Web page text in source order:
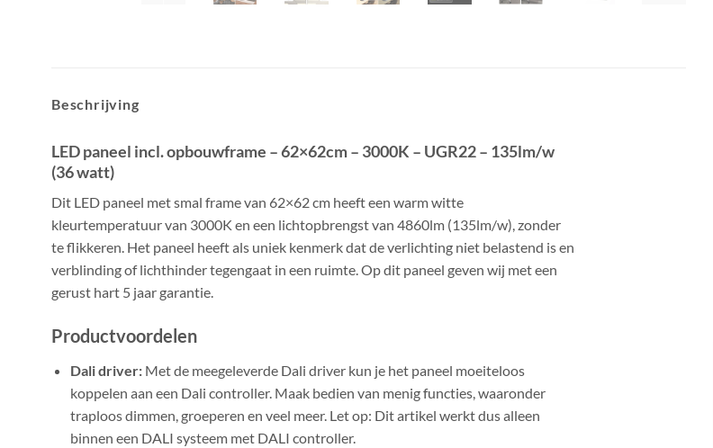
Beschrijving
LED paneel incl. opbouwframe – 62×62cm– 3000K – UGR22– 135lm/w
(36 watt)
Dit LED paneel met smal frame van 62×62cm heeft een warm witte
kleurtemperatuur van 3000K en een lichtopbrengst van 4860lm (135lm/w), zonder
te flikkeren. Het paneel heeft als uniek kenmerk dat deverlichting niet belastend is en
verblinding of lichthinder tegengaat in een ruimte. Op dit paneel geven wij met een
gerust hart 5 jaar garantie.
Productvoordelen
Dali driver: Met de meegeleverde Dali driver kun je het paneel moeiteloos
koppelen aan een Dali controller. Maak bedien van menig functies, waaronder
traploos dimmen, groeperen en veel meer. Let op: Dit artikel werkt dus alleen
binnen een DALI systeem met DALI controller.